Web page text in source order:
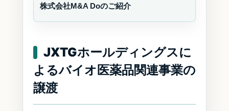
株式会社M&A Doのご紹介
JXTGホールディングスに
よるバイオ医薬品関連事業の
譲渡